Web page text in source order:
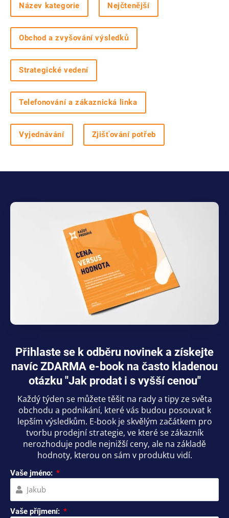
Název kategorie Nejčtenější
Obchod a zvyšování výsledků
Strategické vedení
Telefonování a zákaznická linka
Vyjednávání Zjišťování potřeb
Přihlaste se k odběru novinek a získejte
navíc ZDARMA e-book na často kladenou
otázku "Jak prodat i s vyšší cenou"
Každý týden se můžete těšit na rady a tipy ze světa
obchodu a podnikání, které vás budou posouvat k
lepším výsledkům. E-book je skvělým začátkem pro
tvorbu prodejní strategie, ve které se zákazník
nerozhoduje podle nejnižší ceny, ale na základě
hodnoty, kterou on sám v produktu vidí.
Vaše jméno:
Vaše příjmení: